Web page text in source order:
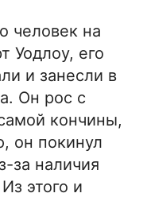
человек на
Уодлоу, его
и занесли в
Он рос с
кончины,
он покинул
за наличия
этого и